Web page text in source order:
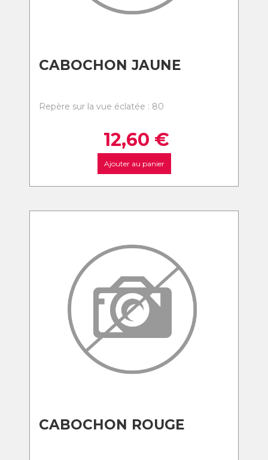
CABOCHON JAUNE
Repère sur la vue éclatée : 80
12,60 €
Ajouter au panier
CABOCHON ROUGE